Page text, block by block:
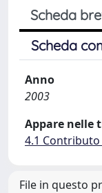
Scheda
Scheda
Anno
2003
Appare nelle
4.1
File in questo